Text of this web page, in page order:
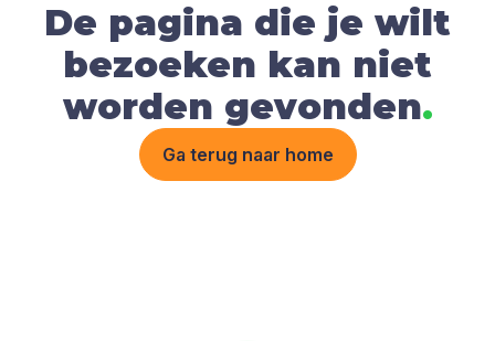
De pagina die je wilt
bezoeken kan niet
worden gevonden.
Ga terug naar home